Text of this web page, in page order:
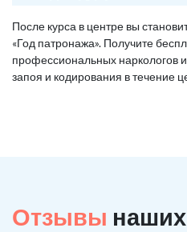
После курса в центре вы
«Год патронажа». Получите
профессиональных наркологов
запоя и кодирования в течение
Отзывы